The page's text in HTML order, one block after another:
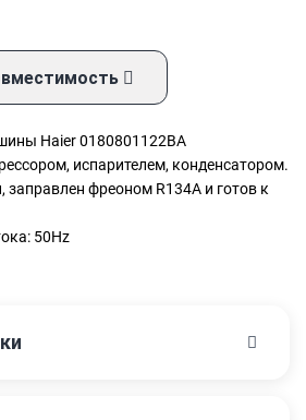
Haier 0180801122BA
испарителем, конденсатором.
заправлен фреоном R134A и готов к
50Hz